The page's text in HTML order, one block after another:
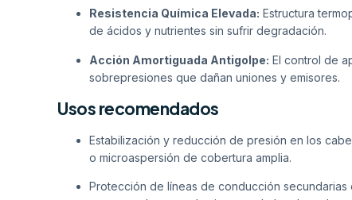
Resistencia Química Elevada: Estructura
de ácidos y nutrientes sin sufrir degradación.
Acción Amortiguada Antigolpe: El control de
sobrepresiones que dañan uniones y emisores.
Usos recomendados
Estabilización y reducción de presión en los
o microaspersión de cobertura amplia.
Protección de líneas de conducción